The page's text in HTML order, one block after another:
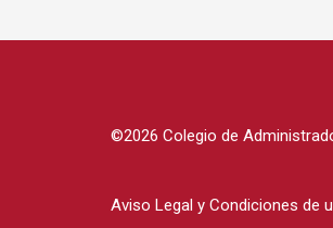
©2026 Colegio de
Aviso Legal y Condiciones de